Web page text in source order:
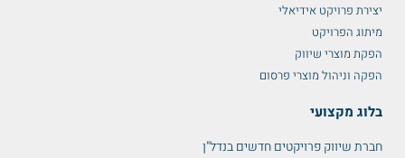
יצירת פרויקט אידיאלי
מיתוג הפרויקט
הפקת מוצרי שיווק
הפקה וניהול מוצרי פרסום
בלוג מקצועי
חברת שיווק פרויקטים חדשים בנדל"ן